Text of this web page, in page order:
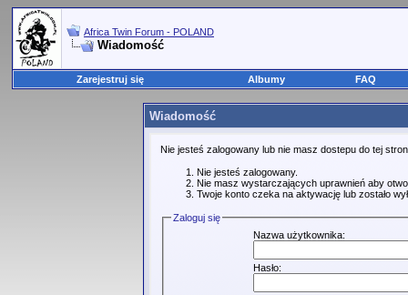
Africa Twin Forum - POLAND
Wiadomość
Zarejestruj się Albumy FAQ
Wiadomość
Nie jesteś zalogowany lub nie masz dostepu do tej
Nie jesteś zalogowany.
Nie masz wystarczających uprawnień aby
Twoje konto czeka na aktywację lub zostało
Zaloguj się
Nazwa użytkownika:
Hasło: